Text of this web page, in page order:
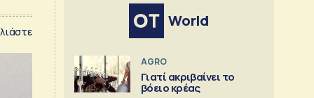
World
AGRO
Γιατί ακριβαίνει το
βόειο κρέας